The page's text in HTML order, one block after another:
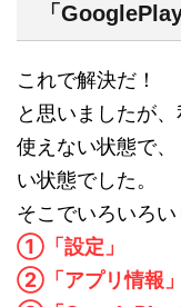
「
これで解決だ！
と思いましたが
使えない状態で
い状態でした。
そこでいろいろい
①「設定」
②「アプリ情報」